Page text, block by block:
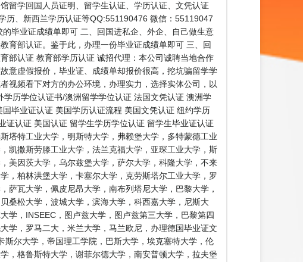
留学回国人员证明、留学生认证、学历认证、文凭认证
历、新西兰学历认证等QQ:551190476 微信：55119047
毕业证成绩单即可 二、回国进私企、外企、自己做生意
育部认证。鉴于此，办理一份毕业证成绩单即可 三、回
部认证 教育部学历认证 诚招代理：本公司诚聘当地合作
意虚假报价，毕业证、成绩单却报价很高，挖坑骗留学学
视频看下对方的办公环境，办理实力，选择实体公司，以
历学位认证书/澳洲留学学位认证 法国文凭认证 澳洲学
毕业证认证 美国学历认证流程 美国文凭认证 纽约学历
认证 美国认证 留学生学历学位认证 留学生毕业证认证
塔特工业大学，明斯特大学，弗赖堡大学，多特蒙德工业
凯撒斯劳滕工业大学，法兰克福大学，亚琛工业大学，斯
美因茨大学，乌尔兹堡大学，萨尔大学，科隆大学，不来
，柏林洪堡大学，卡塞尔大学，克劳斯塔尔工业大学，罗
萨瓦大学，佩皮尼昂大学，南布列塔尼大学，巴黎大学，
桑松大学，波城大学，滨海大学，科西嘉大学，尼斯大
学，INSEEC，图卢兹大学，图卢兹第三大学，巴黎第四
学，罗马二大，米兰大学，马兰欧尼，办理德国毕业证文
尔大学，帝国理工学院，巴斯大学，埃克塞特大学，伦
，格鲁斯特大学，谢菲尔德大学，南安普顿大学，拉夫堡